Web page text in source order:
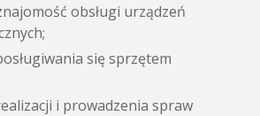
obsługi urządzeń
się sprzętem
i prowadzenia spraw